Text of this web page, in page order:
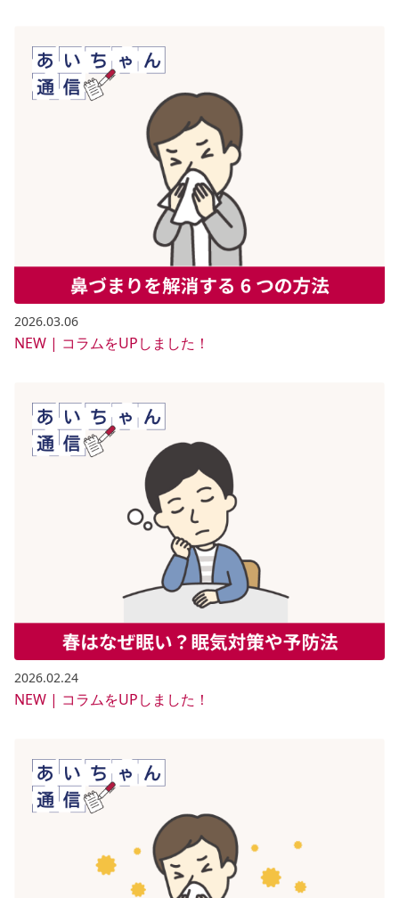
2026.03.06
NEW | コラムをUPしました！
2026.02.24
NEW | コラムをUPしました！